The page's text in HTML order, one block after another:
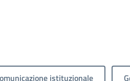
istituzionale